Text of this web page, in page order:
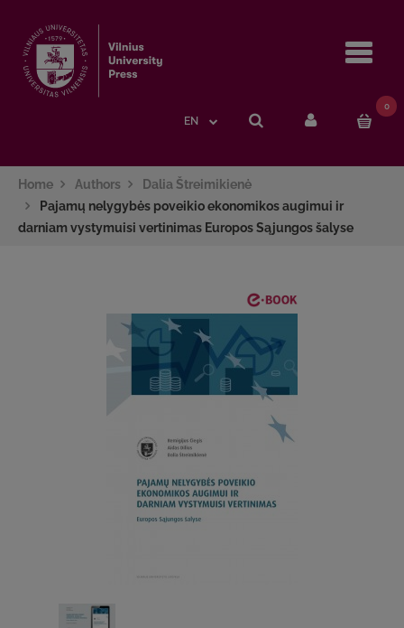
EN
0
Home Authors
Dalia Štreimikienė
Pajamų nelygybės poveikio ekonomikos augimui ir
darniam vystymuisi vertinimas Europos Sąjungos šalyse